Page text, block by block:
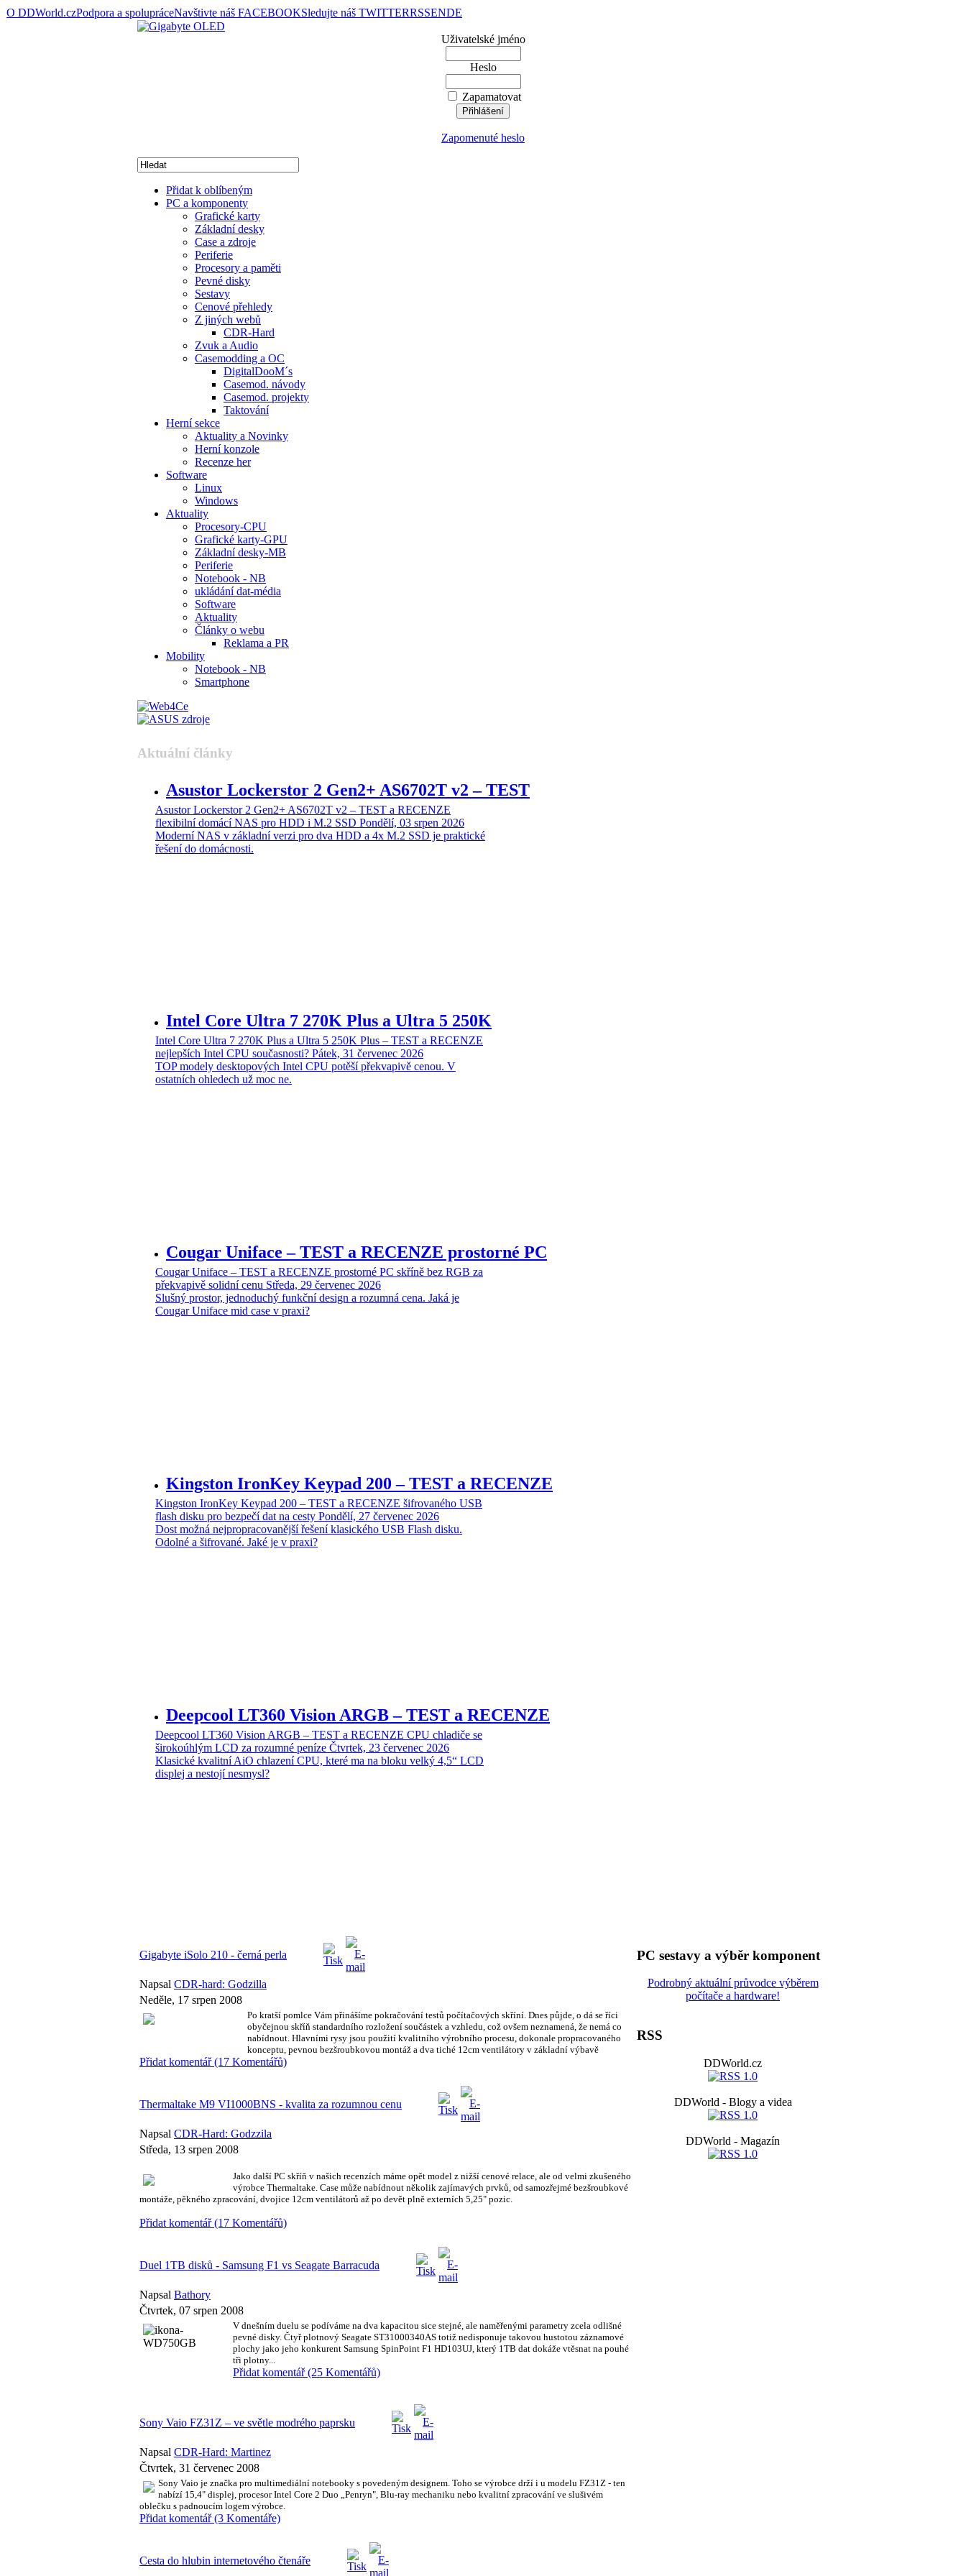
O DDWorld.czPodpora a spolupráceNavštivte náš FACEBOOKSledujte náš TWITTERRSSENDE
Uživatelské jméno
Heslo
Zapamatovat
Zapomenuté heslo
Přidat k oblíbeným
PC a komponenty
Grafické karty
Základní desky
Case a zdroje
Periferie
Procesory a paměti
Pevné disky
Sestavy
Cenové přehledy
Z jiných webů
CDR-Hard
Zvuk a Audio
Casemodding a OC
DigitalDooM´s
Casemod. návody
Casemod. projekty
Taktování
Herní sekce
Aktuality a Novinky
Herní konzole
Recenze her
Software
Linux
Windows
Aktuality
Procesory-CPU
Grafické karty-GPU
Základní desky-MB
Periferie
Notebook - NB
ukládání dat-média
Software
Aktuality
Články o webu
Reklama a PR
Mobility
Notebook - NB
Smartphone
Aktuální články
Asustor Lockerstor 2 Gen2+ AS6702T v2 – TEST
Asustor Lockerstor 2 Gen2+ AS6702T v2 – TEST a RECENZE
flexibilní domácí NAS pro HDD i M.2 SSD Pondělí, 03 srpen 2026
Moderní NAS v základní verzi pro dva HDD a 4x M.2 SSD je praktické
řešení do domácnosti.
Intel Core Ultra 7 270K Plus a Ultra 5 250K
Intel Core Ultra 7 270K Plus a Ultra 5 250K Plus – TEST a RECENZE
nejlepších Intel CPU současnosti? Pátek, 31 červenec 2026
TOP modely desktopových Intel CPU potěší překvapivě cenou. V
ostatních ohledech už moc ne.
Cougar Uniface – TEST a RECENZE prostorné PC
Cougar Uniface – TEST a RECENZE prostorné PC skříně bez RGB za
překvapivě solidní cenu Středa, 29 červenec 2026
Slušný prostor, jednoduchý funkční design a rozumná cena. Jaká je
Cougar Uniface mid case v praxi?
Kingston IronKey Keypad 200 – TEST a RECENZE
Kingston IronKey Keypad 200 – TEST a RECENZE šifrovaného USB
flash disku pro bezpečí dat na cesty Pondělí, 27 červenec 2026
Dost možná nejpropracovanější řešení klasického USB Flash disku.
Odolné a šifrované. Jaké je v praxi?
Deepcool LT360 Vision ARGB – TEST a RECENZE
Deepcool LT360 Vision ARGB – TEST a RECENZE CPU chladiče se
širokoúhlým LCD za rozumné peníze Čtvrtek, 23 červenec 2026
Klasické kvalitní AiO chlazení CPU, které ma na bloku velký 4,5“ LCD
displej a nestojí nesmysl?
Gigabyte iSolo 210 - černá perla
Napsal CDR-hard: Godzilla
Neděle, 17 srpen 2008
Po kratší pomlce Vám přinášíme pokračování testů počítačových skříní. Dnes půjde, o dá se říci
obyčejnou skříň standardního rozložení součástek a vzhledu, což ovšem neznamená, že nemá co
nabídnout. Hlavními rysy jsou použití kvalitního výrobního procesu, dokonale propracovaného
konceptu, pevnou bezšroubkovou montáž a dva tiché 12cm ventilátory v základní výbavě
Přidat komentář (17 Komentářů)
Thermaltake M9 VI1000BNS - kvalita za rozumnou cenu
Napsal CDR-Hard: Godzzila
Středa, 13 srpen 2008
Jako další PC skříň v našich recenzích máme opět model z nižší cenové relace, ale od velmi zkušeného
výrobce Thermaltake. Case může nabídnout několik zajímavých prvků, od samozřejmé bezšroubkové
montáže, pěkného zpracování, dvojice 12cm ventilátorů až po devět plně externích 5,25" pozic.
Přidat komentář (17 Komentářů)
Duel 1TB disků - Samsung F1 vs Seagate Barracuda
Napsal Bathory
Čtvrtek, 07 srpen 2008
V dnešním duelu se podíváme na dva kapacitou sice stejné, ale naměřenými parametry zcela odlišné
pevné disky. Čtyř plotnový Seagate ST31000340AS totiž nedisponuje takovou hustotou záznamové
plochy jako jeho konkurent Samsung SpinPoint F1 HD103UJ, který 1TB dat dokáže vtěsnat na pouhé
tři plotny...
Přidat komentář (25 Komentářů)
Sony Vaio FZ31Z – ve světle modrého paprsku
Napsal CDR-Hard: Martinez
Čtvrtek, 31 červenec 2008
Sony Vaio je značka pro multimediální notebooky s povedeným designem. Toho se výrobce drží i u modelu FZ31Z - ten
nabízí 15,4" displej, procesor Intel Core 2 Duo „Penryn", Blu-ray mechaniku nebo kvalitní zpracování ve slušivém
oblečku s padnoucím logem výrobce.
Přidat komentář (3 Komentáře)
Cesta do hlubin internetového čtenáře
PC sestavy a výběr komponent
Podrobný aktuální průvodce výběrem
počítače a hardware!
RSS
DDWorld.cz
DDWorld - Blogy a videa
DDWorld - Magazín